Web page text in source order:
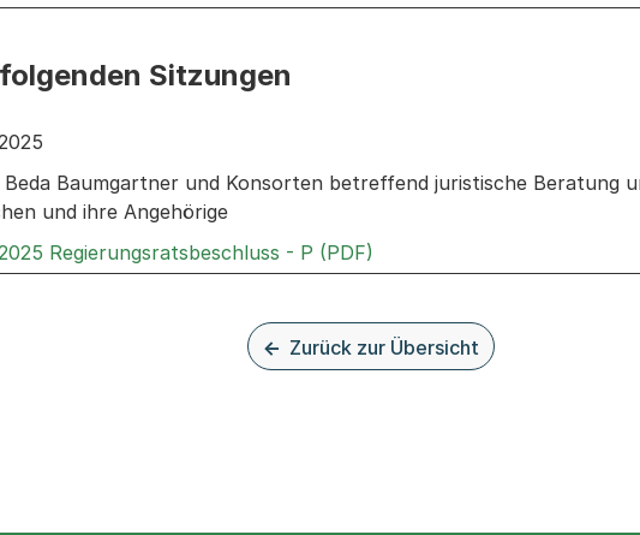
Sitzungen
Sitzungen: Informationen zu den Sitzungen zum Geschäft
Beda Baumgartner und Konsorten betreffend juristische Beratung
und ihre Angehörige
Regierungsratsbeschluss - P (PDF)
Zurück zur Übersicht